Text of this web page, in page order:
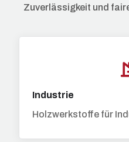
Zuverlässigkeit und
Industrie
Holzwerkstoffe für